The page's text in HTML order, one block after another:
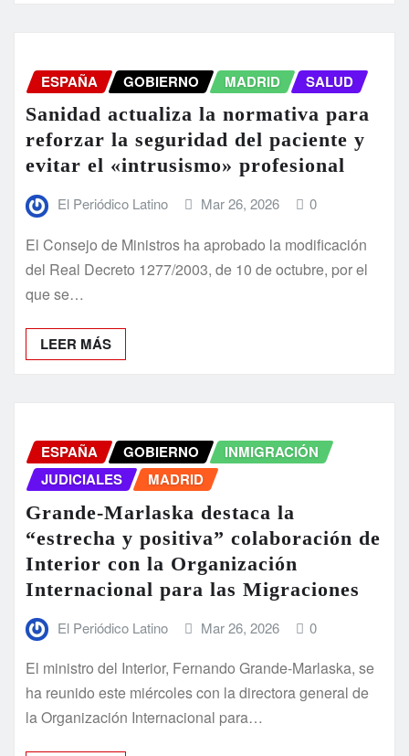
ESPAÑA GOBIERNO MADRID SALUD
Sanidad actualiza la normativa para
reforzar la seguridad del paciente y
evitar el «intrusismo» profesional
El Periódico Latino Mar 26, 2026 0
El Consejo de Ministros ha aprobado la modificación
del Real Decreto 1277/2003, de 10 de octubre, por el
que se…
LEER MÁS
ESPAÑA GOBIERNO
INMIGRACIÓN
JUDICIALES
MADRID
Grande-Marlaska destaca la
“estrecha y positiva” colaboración de
Interior con la Organización
Internacional para las Migraciones
El Periódico Latino Mar 26, 2026 0
El ministro del Interior, Fernando Grande-Marlaska, se
ha reunido este miércoles con la directora general de
la Organización Internacional para…